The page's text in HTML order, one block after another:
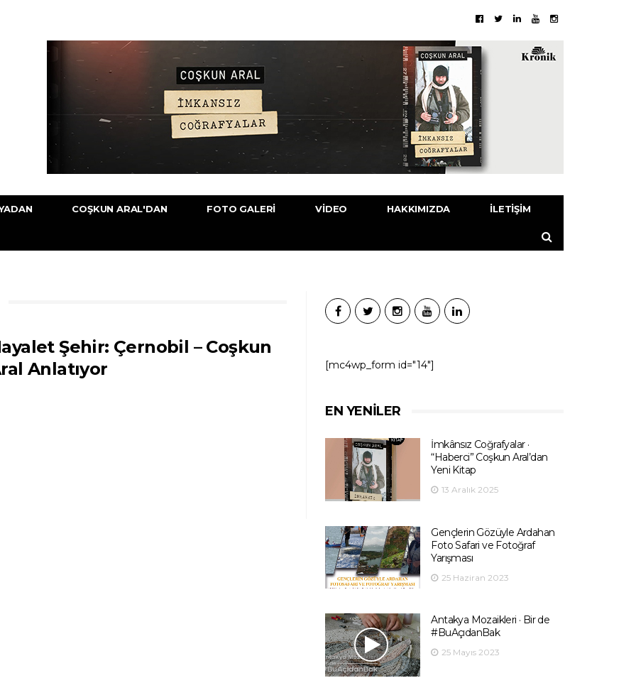
COŞKUN ARAL'DAN FOTO GALERI VIDEO HAKKIMIZDA İLETIŞIM
Şehir: Çernobil – Coşkun
Anlatıyor
[mc4wp_form id="14"]
EN YENILER
İmkânsız Coğrafyalar ·
“Haberci” Coşkun Aral’dan
Yeni Kitap
13 Aralık 2025
Gençlerin Gözüyle Ardahan
Foto Safari ve Fotoğraf
Yarışması
25 Haziran 2023
Antakya Mozaikleri · Bir de
#BuAçıdanBak
25 Mayıs 2023